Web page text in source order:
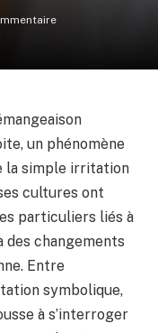
un phénomène
la simple irritation
cultures ont
particuliers liés à
des changements
Entre
symbolique,
à s’interroger